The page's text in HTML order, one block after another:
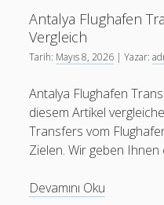
Hizmeti
İle
Antalya Flughafen
Vergleich
Tarih: Mayıs 8, 2026 | Yazar:
Antalya Flughafen
diesem Artikel
Transfers vom
Zielen. Wir geben
Devamını Oku